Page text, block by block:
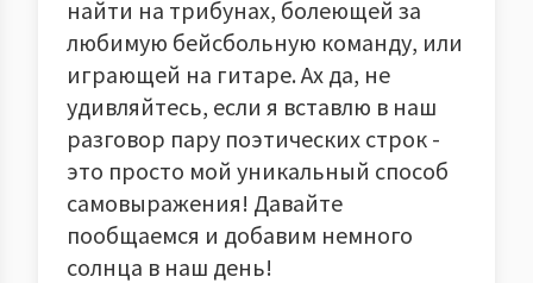
найти на трибунах, болеющей за
любимую бейсбольную команду, или
играющей на гитаре. Ах да, не
удивляйтесь, если я вставлю в наш
разговор пару поэтических строк -
это просто мой уникальный способ
самовыражения! Давайте
пообщаемся и добавим немного
солнца в наш день!